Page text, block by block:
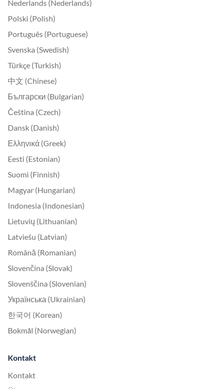
Nederlands (Nederlands)
Polski (Polish)
Português (Portuguese)
Svenska (Swedish)
Türkçe (Turkish)
中文 (Chinese)
Български (Bulgarian)
Čeština (Czech)
Dansk (Danish)
Ελληνικά (Greek)
Eesti (Estonian)
Suomi (Finnish)
Magyar (Hungarian)
Indonesia (Indonesian)
Lietuvių (Lithuanian)
Latviešu (Latvian)
Română (Romanian)
Slovenčina (Slovak)
Slovenščina (Slovenian)
Українська (Ukrainian)
한국어 (Korean)
Bokmål (Norwegian)
Kontakt
Kontakt